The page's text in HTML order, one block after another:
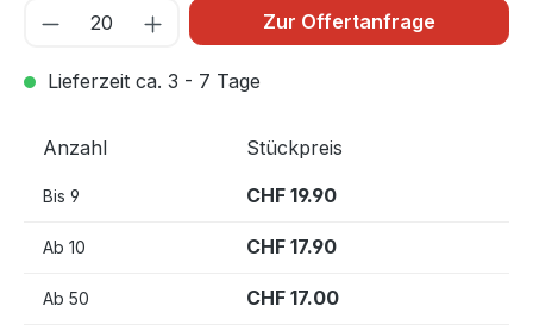
Zur Offertanfrage
Lieferzeit ca. 3 - 7 Tage
Anzahl Stückpreis
Bis 9 CHF 19.90
Ab 10 CHF 17.90
Ab 50 CHF 17.00